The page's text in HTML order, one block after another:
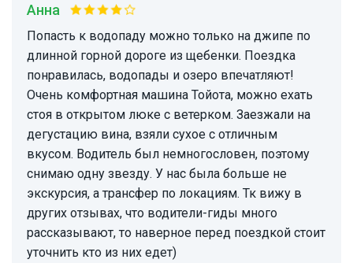
Анна
Попасть к водопаду можно только на джипе по
длинной горной дороге из щебенки. Поездка
понравилась, водопады и озеро впечатляют!
Очень комфортная машина Тойота, можно ехать
стоя в открытом люке с ветерком. Заезжали на
дегустацию вина, взяли сухое с отличным
вкусом. Водитель был немногословен, поэтому
снимаю одну звезду. У нас была больше не
экскурсия, а трансфер по локациям. Тк вижу в
других отзывах, что водители-гиды много
рассказывают, то наверное перед поездкой стоит
уточнить кто из них едет)